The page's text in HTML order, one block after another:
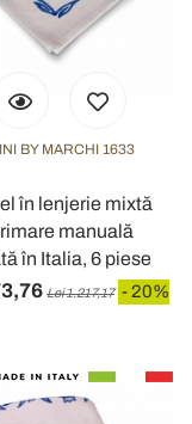
BY MARCHI 1633
în lenjerie mixtă
manuală
în Italia, 6 piese
Lei 1.217,17 - 20%